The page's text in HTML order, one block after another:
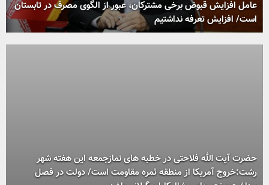
عامل افزایش قبوض برخی مشترکان، عبور از الگوی مصرف در تابستان
است/ افزایش تعرفه نداشتیم
حضرت آیت الله فلاحتی در خطبه های نمازجمعه این هفته شهر
رشت:خروج آمریکا از منطقه ثمره مقاومت است/ دولت در فصل